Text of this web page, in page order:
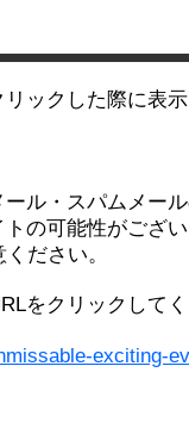
ックした際に表
ル・スパムメー
の可能性がござ
ださい。
をクリックして
exciting-